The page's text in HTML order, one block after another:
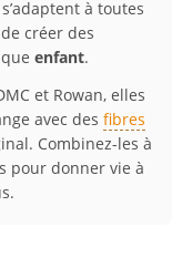
à toutes
créer des
que enfant.
et Rowan, elles
avec des fibres
Combinez-les à
pour donner vie à